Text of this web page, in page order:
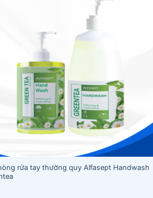
rửa tay thường quy Alfasept Handwash